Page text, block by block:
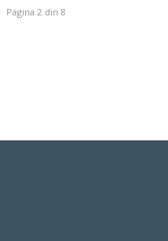
Pagina 2 din 8